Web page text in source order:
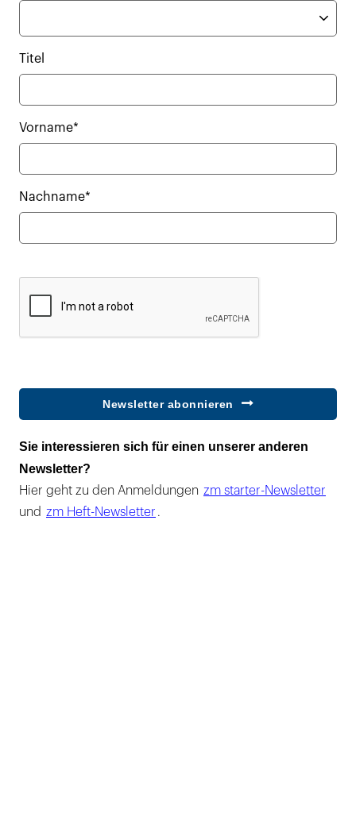
Titel
Vorname*
Nachname*
Newsletter abonnieren
Sie interessieren sich für einen unserer anderen
Newsletter?
Hier geht zu den Anmeldungen zm starter-Newsletter
und zm Heft-Newsletter .